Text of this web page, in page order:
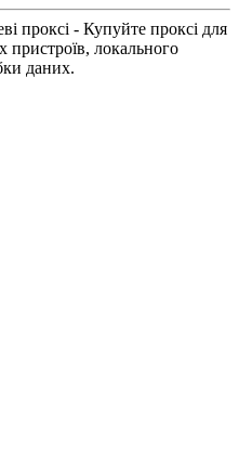
проксі - Купуйте проксі для
пристроїв, локального
даних.